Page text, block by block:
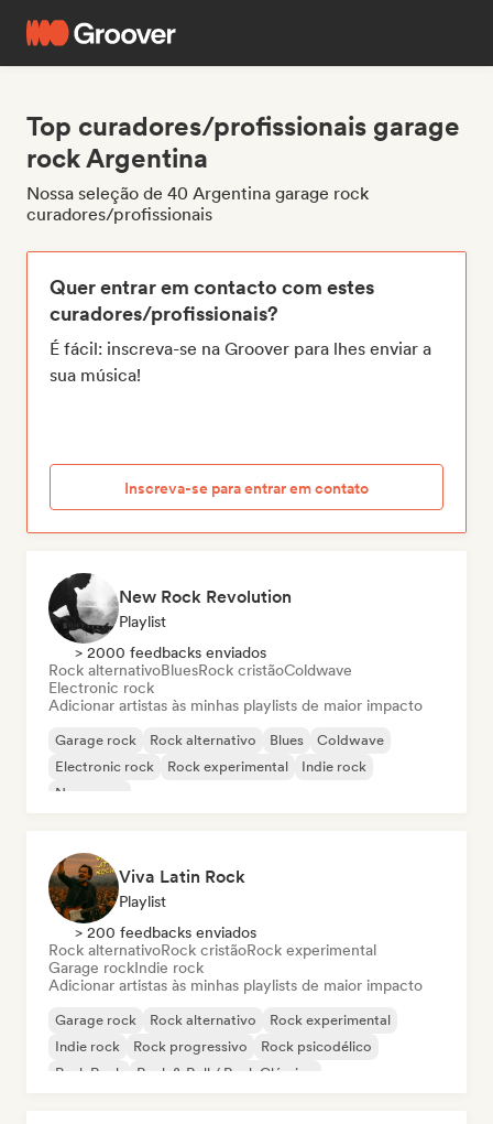
Top curadores/profissionais garage
rock Argentina
Nossa seleção de 40 Argentina garage rock
curadores/profissionais
Quer entrar em contacto com estes
curadores/profissionais?
É fácil: inscreva-se na Groover para lhes enviar a
sua música!
Inscreva-se para entrar em contato
New Rock Revolution
Playlist
> 2000 feedbacks enviados
Rock alternativoBluesRock cristãoColdwave
Electronic rock
Adicionar artistas às minhas playlists de maior impacto
Garage rock Rock alternativo Blues
Coldwave
Electronic rock
Rock experimental
Indie rock
New wave
Viva Latin Rock
Playlist
> 200 feedbacks enviados
Rock alternativoRock cristãoRock experimental
Garage rockIndie rock
Adicionar artistas às minhas playlists de maior impacto
Garage rock Rock alternativo
Rock experimental
Indie rock
Rock progressivo
Rock psicodélico
Punk Rock
Rock & Roll / Rock Clássico